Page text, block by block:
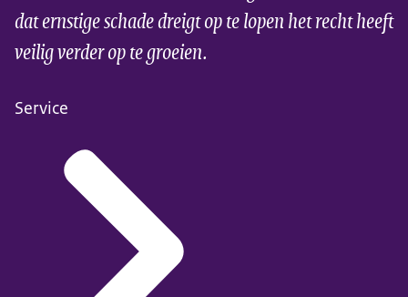
Kinderbescherming de Gecertificeerde Instelling
adviseren de uithuisplaatsing alsnog te verlengen of
zelf een onderzoek instellen en zo nodig zelf een
dat ernstige schade dreigt op te lopen het recht heeft
veilig verder op te groeien.
Service